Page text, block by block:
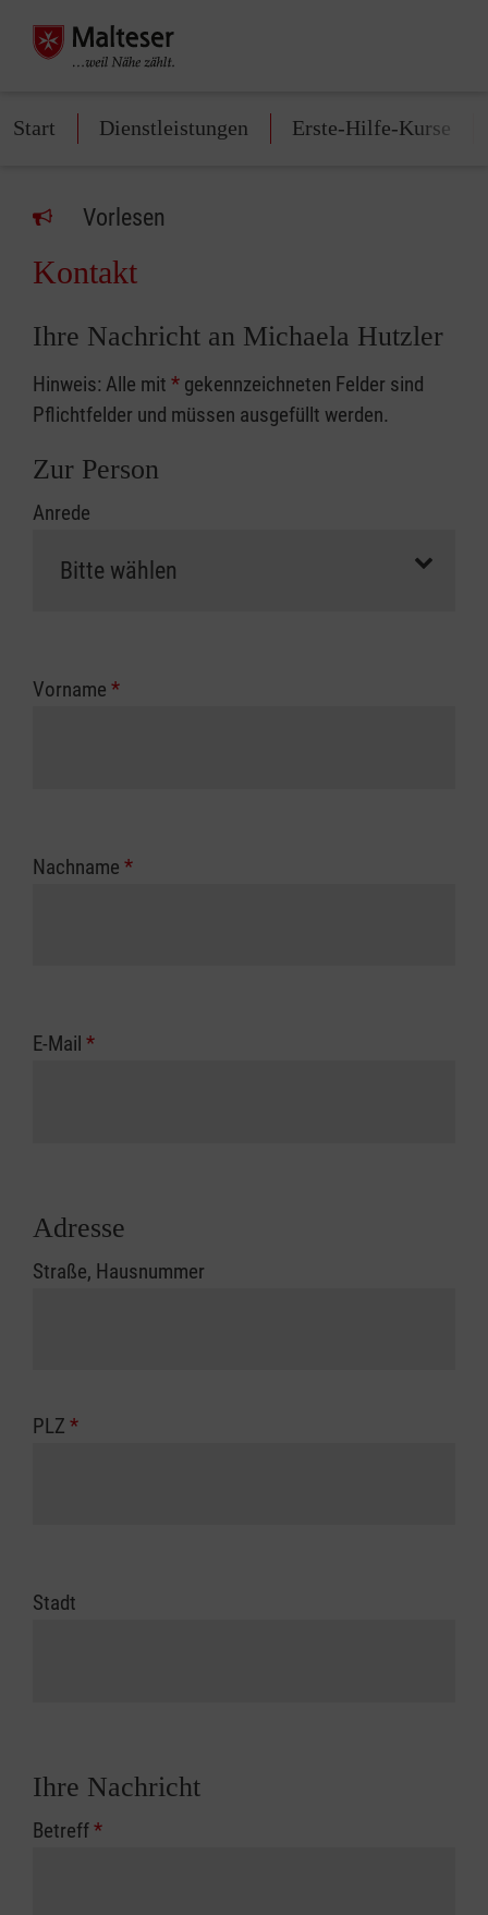
Start Dienstleistungen Erste-Hilfe-Kurse
Vorlesen
Kontakt
Ihre Nachricht an Michaela Hutzler
Hinweis: Alle mit * gekennzeichneten Felder sind
Pflichtfelder und müssen ausgefüllt werden.
Zur Person
Anrede
Vorname *
Nachname *
E-Mail *
Adresse
Straße, Hausnummer
PLZ *
Stadt
Ihre Nachricht
Betreff*